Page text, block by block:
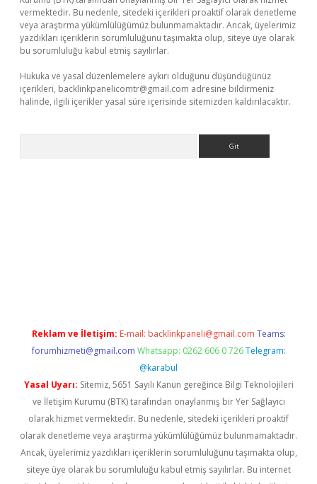
vermektedir. Bu nedenle, sitedeki içerikleri proaktif olarak denetleme
veya araştırma yükümlülüğümüz bulunmamaktadır. Ancak, üyelerimiz
yazdıkları içeriklerin sorumluluğunu taşımakta olup, siteye üye olarak
bu sorumluluğu kabul etmiş sayılırlar.
Hukuka ve yasal düzenlemelere aykırı olduğunu düşündüğünüz
içerikleri, backlinkpanelicomtr@gmail.com adresine bildirmeniz
halinde, ilgili içerikler yasal süre içerisinde sitemizden kaldırılacaktır.
Reklam ve İletişim: E-mail: backlinkpaneli@gmail.com Teams:
forumhizmeti@gmail.com Whatsapp: 0262 606 0 726 Telegram:
@karabul
Yasal Uyarı: Sitemiz, 5651 Sayılı Kanun gereğince Bilgi Teknolojileri
ve İletişim Kurumu (BTK) tarafından onaylanmış bir Yer Sağlayıcı
olarak hizmet vermektedir. Bu nedenle, sitedeki içerikleri proaktif
olarak denetleme veya araştırma yükümlülüğümüz bulunmamaktadır.
Ancak, üyelerimiz yazdıkları içeriklerin sorumluluğunu taşımakta olup,
siteye üye olarak bu sorumluluğu kabul etmiş sayılırlar. Bu internet